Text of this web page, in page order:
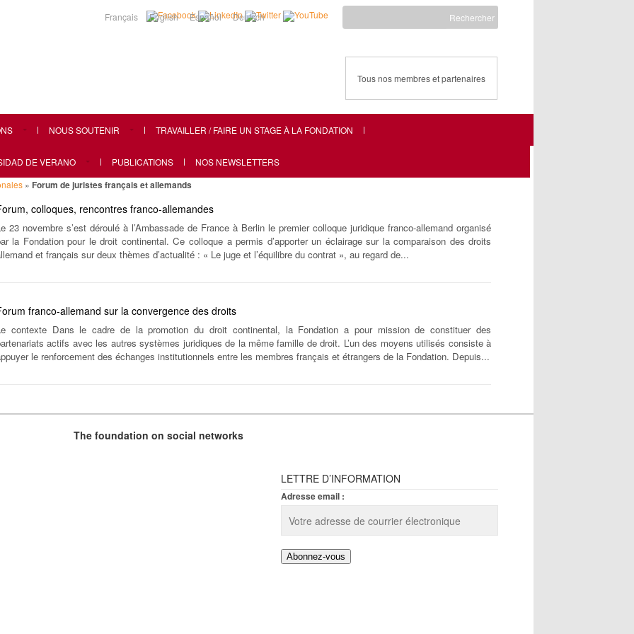
Français English Español Deutsch
Tous nos membres et partenaires
NOUS SOUTENIR TRAVAILLER / FAIRE UN STAGE À LA FONDATION
DE VERANO PUBLICATIONS
NOS NEWSLETTERS
» Forum de juristes français et allemands
colloques, rencontres franco-allemandes
23 novembre s’est déroulé à l’Ambassade de France à Berlin le premier colloque juridique franco-allemand organisé
la Fondation pour le droit continental. Ce colloque a permis d’apporter un éclairage sur la comparaison des droits
et français sur deux thèmes d’actualité : « Le juge et l’équilibre du contrat », au regard de...
franco-allemand sur la convergence des droits
contexte Dans le cadre de la promotion du droit continental, la Fondation a pour mission de constituer des
actifs avec les autres systèmes juridiques de la même famille de droit. L’un des moyens utilisés consiste à
le renforcement des échanges institutionnels entre les membres français et étrangers de la Fondation. Depuis...
The foundation on social networks
LETTRE D’INFORMATION
Adresse email :